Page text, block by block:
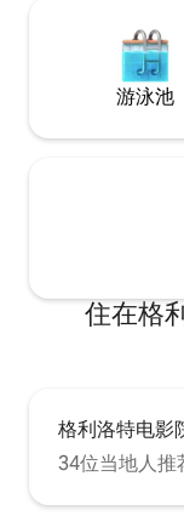
游泳池
住在格
格利洛特电影
34位当地人推